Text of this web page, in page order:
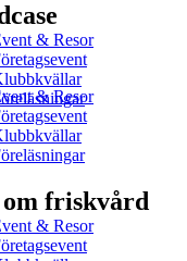
& Resor
& Resor
friskvård
& Resor